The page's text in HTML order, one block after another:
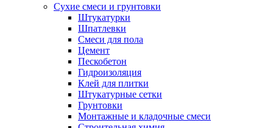
Сухие смеси и грунтовки
Штукатурки
Шпатлевки
Смеси для пола
Цемент
Пескобетон
Гидроизоляция
Клей для плитки
Штукатурные сетки
Грунтовки
Монтажные и кладочные смеси